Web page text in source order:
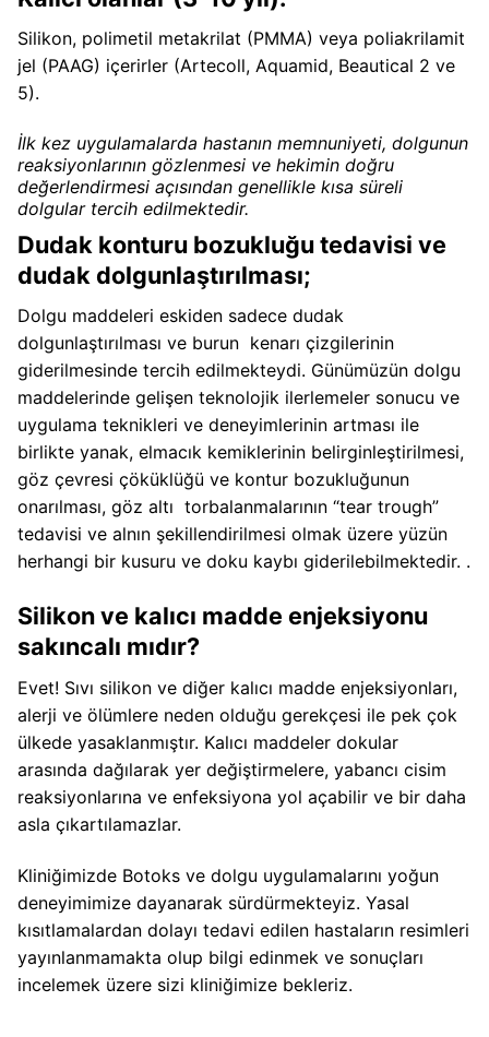
Silikon, polimetil metakrilat (PMMA) veya poliakrilamit
jel (PAAG) içerirler (Artecoll, Aquamid, Beautical 2 ve
5).
İlk kez uygulamalarda hastanın memnuniyeti, dolgunun
reaksiyonlarının gözlenmesi ve hekimin doğru
değerlendirmesi açısından genellikle kısa süreli
dolgular tercih edilmektedir.
Dudak konturu bozukluğu tedavisi ve
dudak dolgunlaştırılması;
Dolgu maddeleri eskiden sadece dudak
dolgunlaştırılması ve burun kenarı çizgilerinin
giderilmesinde tercih edilmekteydi. Günümüzün dolgu
maddelerinde gelişen teknolojik ilerlemeler sonucu ve
uygulama teknikleri ve deneyimlerinin artması ile
birlikte yanak, elmacık kemiklerinin belirginleştirilmesi,
göz çevresi çöküklüğü ve kontur bozukluğunun
onarılması, göz altı torbalanmalarının “tear trough”
tedavisi ve alnın şekillendirilmesi olmak üzere yüzün
herhangi bir kusuru ve doku kaybı giderilebilmektedir. .
Silikon ve kalıcı madde enjeksiyonu
sakıncalı mıdır?
Evet! Sıvı silikon ve diğer kalıcı madde enjeksiyonları,
alerji ve ölümlere neden olduğu gerekçesi ile pek çok
ülkede yasaklanmıştır. Kalıcı maddeler dokular
arasında dağılarak yer değiştirmelere, yabancı cisim
reaksiyonlarına ve enfeksiyona yol açabilir ve bir daha
asla çıkartılamazlar.
Kliniğimizde Botoks ve dolgu uygulamalarını yoğun
deneyimimize dayanarak sürdürmekteyiz. Yasal
kısıtlamalardan dolayı tedavi edilen hastaların resimleri
yayınlanmamakta olup bilgi edinmek ve sonuçları
incelemek üzere sizi kliniğimize bekleriz.